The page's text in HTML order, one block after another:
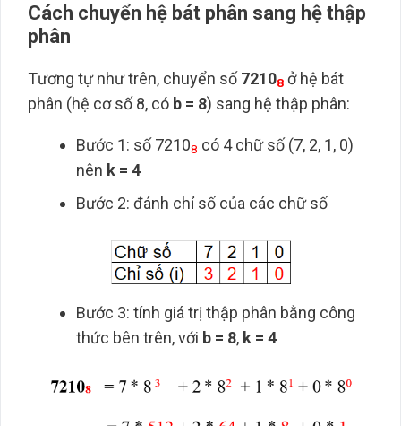
Cách chuyển hệ bát phân sang hệ thập
phân
Tương tự như trên, chuyển số 72108 ở hệ bát
phân (hệ cơ số 8, có b = 8) sang hệ thập phân:
Bước 1: số 72108 có 4 chữ số (7, 2, 1, 0)
nên k = 4
Bước 2: đánh chỉ số của các chữ số
Bước 3: tính giá trị thập phân bằng công
thức bên trên, với b = 8, k = 4